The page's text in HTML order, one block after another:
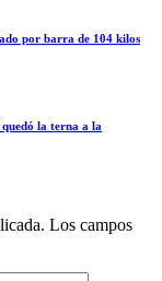
por barra de 104 kilos
la terna a la
Los campos